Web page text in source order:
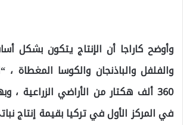
وأوضح كاراجا أن الإنتاج يتكون بشكل
والفلفل والباذنجان والكوسا المغطاة
360 ألف هكتار من الأراضي الزراعية